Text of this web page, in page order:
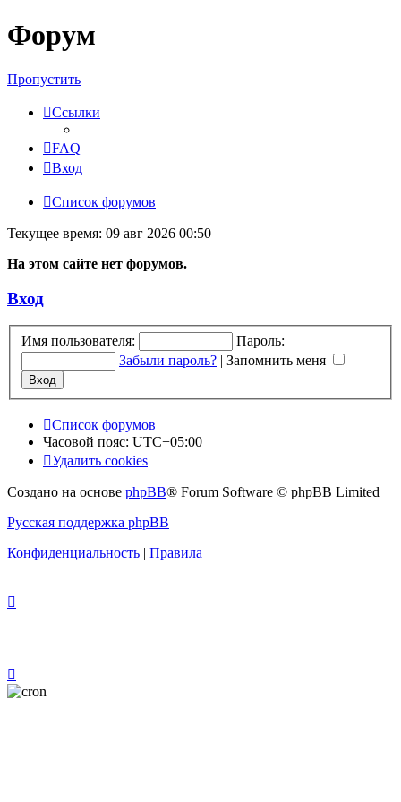
Форум
Пропустить
Ссылки
FAQ
Вход
Список форумов
Текущее время: 09 авг 2026 00:50
На этом сайте нет форумов.
Вход
Имя пользователя:
Пароль:
Забыли пароль? | Запомнить меня
Список форумов
Часовой пояс: UTC+05:00
Удалить cookies
Создано на основе phpBB® Forum Software © phpBB Limited
Русская поддержка phpBB
Конфиденциальность | Правила